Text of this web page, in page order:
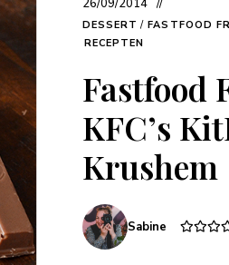
26/09/2014
DESSERT / FASTFOOD
RECEPTEN
Fastfood
KFC’s
Krushem
Sabine